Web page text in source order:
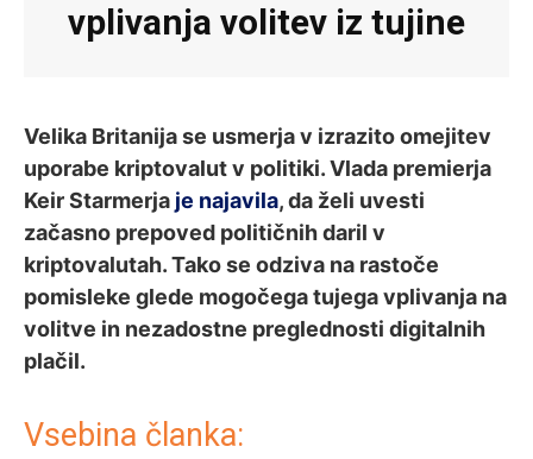
vplivanja volitev iz tujine
Velika Britanija se usmerja v izrazito omejitev
uporabe kriptovalut v politiki. Vlada premierja
Keir Starmerja je najavila, da želi uvesti
začasno prepoved političnih daril v
kriptovalutah. Tako se odziva na rastoče
pomisleke glede mogočega tujega vplivanja na
volitve in nezadostne preglednosti digitalnih
plačil.
Vsebina članka: